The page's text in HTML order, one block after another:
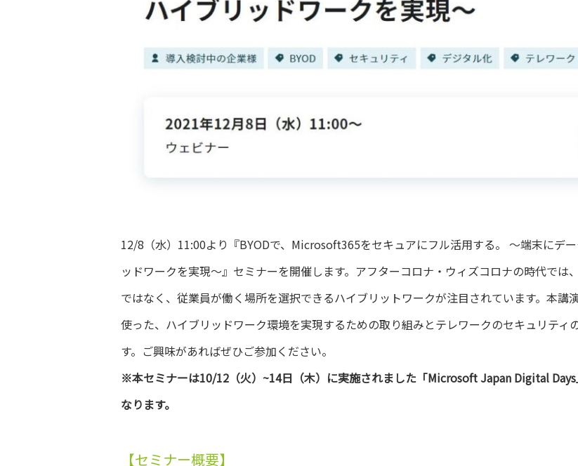
12/8（水）11:00より『BYODで、Microsoft365をセキュアにフル活用する。 ～端末にデ
ッドワークを実現～』セミナーを開催します。アフターコロナ・ウィズコロナの時代で
ではなく、従業員が働く場所を選択できるハイブリットワークが注目されています。本
使った、ハイブリッドワーク環境を実現するための取り組みとテレワークのセキュリティ
す。ご興味があればぜひご参加ください。
※本セミナーは10/12（火）~14日（木）に実施されました「Microsoft Japan Digital
なります。
【セミナー概要】